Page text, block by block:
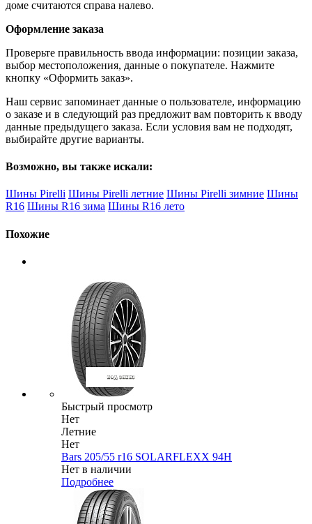
доме считаются справа налево.
Оформление заказа
Проверьте правильность ввода информации: позиции заказа,
выбор местоположения, данные о покупателе. Нажмите
кнопку «Оформить заказ».
Наш сервис запоминает данные о пользователе, информацию
о заказе и в следующий раз предложит вам повторить к вводу
данные предыдущего заказа. Если условия вам не подходят,
выбирайте другие варианты.
Возможно, вы также искали:
Шины Pirelli Шины Pirelli летние Шины Pirelli зимние Шины
R16 Шины R16 зима Шины R16 лето
Похожие
Быстрый просмотр
Нет
Летние
Нет
Bars 205/55 r16 SOLARFLEXX 94H
Нет в наличии
Подробнее